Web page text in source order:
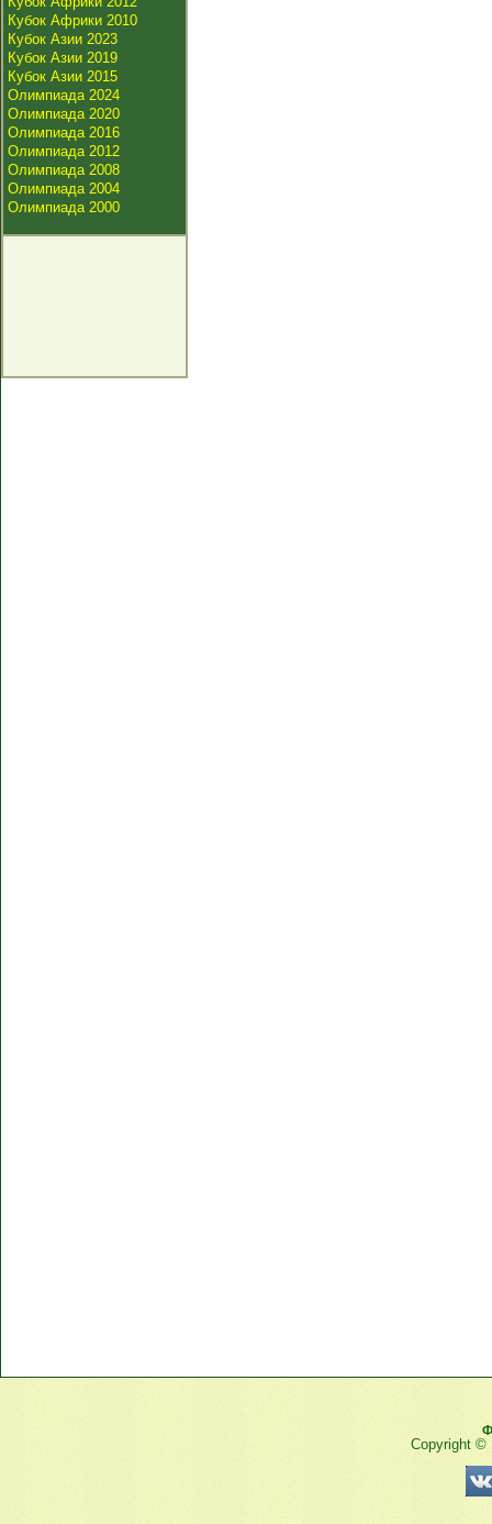
Кубок Африки 2010
Кубок Азии 2023
Кубок Азии 2019
Кубок Азии 2015
Олимпиада 2024
Олимпиада 2020
Олимпиада 2016
Олимпиада 2012
Олимпиада 2008
Олимпиада 2004
Олимпиада 2000
Copyright ©